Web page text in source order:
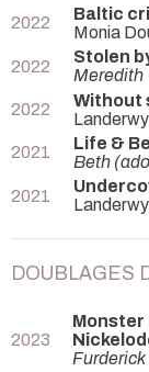
2022
Baltic
Monia
2022
Stolen
Meredith
2022
Without
2021
Life &
Beth
2021
DOUBLAGES
2023
Monster
Furderick